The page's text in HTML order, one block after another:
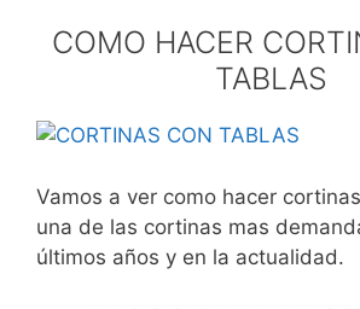
COMO HACER
TABLAS
Vamos a ver como hacer
una de las cortinas mas
últimos años y en la actualidad.